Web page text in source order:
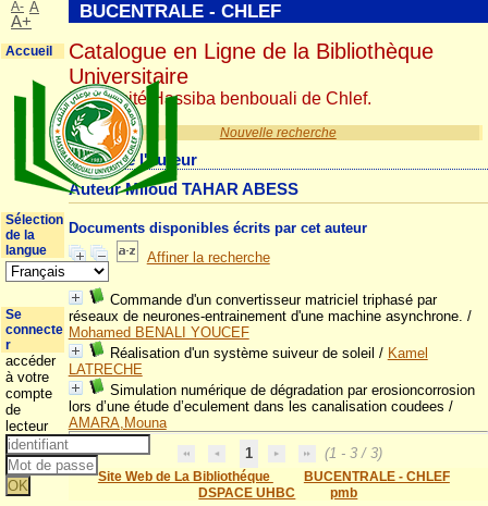
Nouvelle recherche
Détail de l'auteur
Auteur Miloud TAHAR ABESS
Documents disponibles écrits par cet auteur
Affiner la recherche
Commande d'un convertisseur matriciel triphasé par
réseaux de neurones-entrainement d'une machine asynchrone. /
Mohamed BENALI YOUCEF
Réalisation d'un système suiveur de soleil / Kamel
LATRECHE
Simulation numérique de dégradation par erosioncorrosion
lors d’une étude d’eculement dans les canalisation coudees /
AMARA,Mouna
1
(1 - 3 / 3)
Site Web de La Bibliothéque
BUCENTRALE - CHLEF
DSPACE UHBC
pmb
BUCENTRALE - CHLEF
Catalogue en Ligne de la Bibliothèque
Universitaire
Université Hassiba benbouali de Chlef.
A- A
A+
Accueil
Sélection
de la
langue
Se
connecte
r
accéder
à votre
compte
de
lecteur